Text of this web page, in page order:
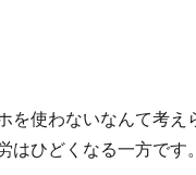
を使わないなんて考
はひどくなる一方で